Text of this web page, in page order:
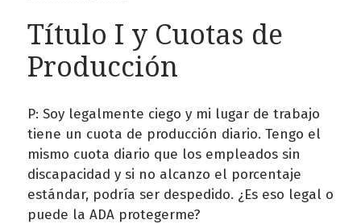
Título I y Cuotas de
Producción
P: Soy legalmente ciego y mi lugar de trabajo
tiene un cuota de producción diario. Tengo el
mismo cuota diario que los empleados sin
discapacidad y si no alcanzo el porcentaje
estándar, podría ser despedido. ¿Es eso legal o
puede la ADA protegerme?